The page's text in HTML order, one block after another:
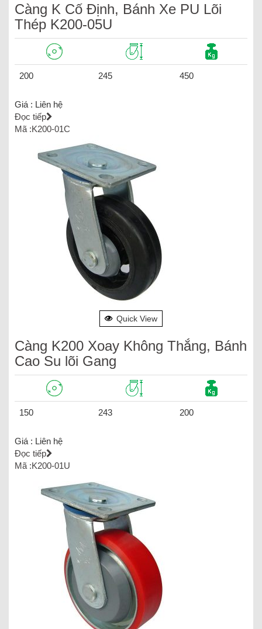
Càng K Cố Định, Bánh Xe PU Lõi
Thép K200-05U
200 245 450
Giá : Liên hệ
Đọc tiếp
Mã :K200-01C
Quick View
Càng K200 Xoay Không Thắng, Bánh
Cao Su lõi Gang
150 243 200
Giá : Liên hệ
Đọc tiếp
Mã :K200-01U